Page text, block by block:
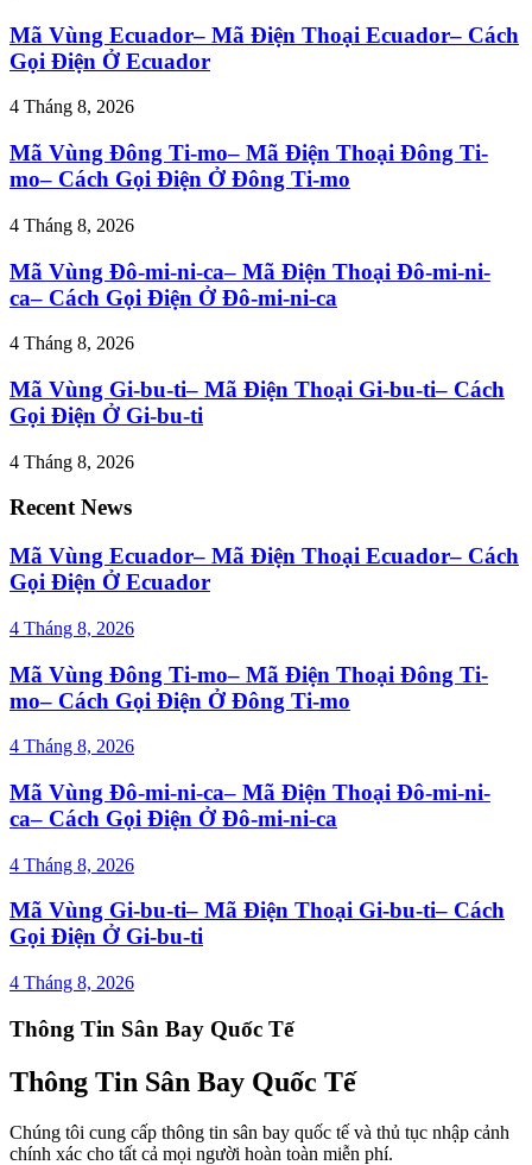
Mã Vùng Ecuador– Mã Điện Thoại Ecuador– Cách
Gọi Điện Ở Ecuador
4 Tháng 8, 2026
Mã Vùng Đông Ti-mo– Mã Điện Thoại Đông Ti-
mo– Cách Gọi Điện Ở Đông Ti-mo
4 Tháng 8, 2026
Mã Vùng Đô-mi-ni-ca– Mã Điện Thoại Đô-mi-ni-
ca– Cách Gọi Điện Ở Đô-mi-ni-ca
4 Tháng 8, 2026
Mã Vùng Gi-bu-ti– Mã Điện Thoại Gi-bu-ti– Cách
Gọi Điện Ở Gi-bu-ti
4 Tháng 8, 2026
Recent News
Mã Vùng Ecuador– Mã Điện Thoại Ecuador– Cách
Gọi Điện Ở Ecuador
4 Tháng 8, 2026
Mã Vùng Đông Ti-mo– Mã Điện Thoại Đông Ti-
mo– Cách Gọi Điện Ở Đông Ti-mo
4 Tháng 8, 2026
Mã Vùng Đô-mi-ni-ca– Mã Điện Thoại Đô-mi-ni-
ca– Cách Gọi Điện Ở Đô-mi-ni-ca
4 Tháng 8, 2026
Mã Vùng Gi-bu-ti– Mã Điện Thoại Gi-bu-ti– Cách
Gọi Điện Ở Gi-bu-ti
4 Tháng 8, 2026
Thông Tin Sân Bay Quốc Tế
Thông Tin Sân Bay Quốc Tế
Chúng tôi cung cấp thông tin sân bay quốc tế và thủ tục nhập cảnh
chính xác cho tất cả mọi người hoàn toàn miễn phí.